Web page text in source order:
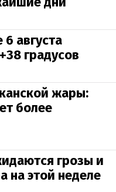
августа
градусов
жары:
более
грозы и
на этой неделе